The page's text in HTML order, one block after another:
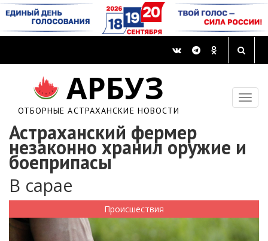
АРБУЗ
ОТБОРНЫЕ АСТРАХАНСКИЕ НОВОСТИ
Астраханский фермер
незаконно хранил оружие и
боеприпасы
В сарае
Происшествия